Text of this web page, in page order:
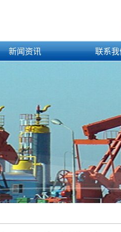
新闻资讯
行业新闻
联系我